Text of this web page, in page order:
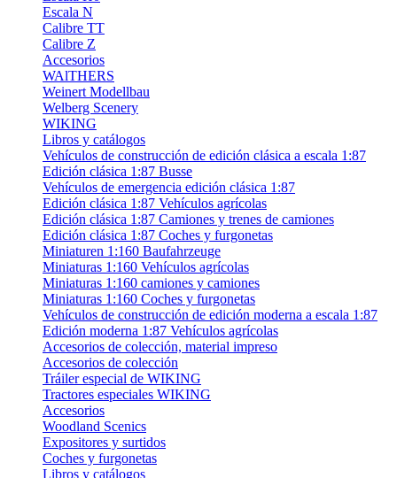
Escala N
Calibre TT
Calibre Z
Accesorios
WAlTHERS
Weinert Modellbau
Welberg Scenery
WIKING
Libros y catálogos
Vehículos de construcción de edición clásica a escala 1:87
Edición clásica 1:87 Busse
Vehículos de emergencia edición clásica 1:87
Edición clásica 1:87 Vehículos agrícolas
Edición clásica 1:87 Camiones y trenes de camiones
Edición clásica 1:87 Coches y furgonetas
Miniaturen 1:160 Baufahrzeuge
Miniaturas 1:160 Vehículos agrícolas
Miniaturas 1:160 camiones y camiones
Miniaturas 1:160 Coches y furgonetas
Vehículos de construcción de edición moderna a escala 1:87
Edición moderna 1:87 Vehículos agrícolas
Accesorios de colección, material impreso
Accesorios de colección
Tráiler especial de WIKING
Tractores especiales WIKING
Accesorios
Woodland Scenics
Expositores y surtidos
Coches y furgonetas
Libros y catálogos